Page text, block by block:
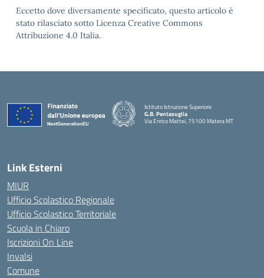
Eccetto dove diversamente specificato, questo articolo è
stato rilasciato sotto Licenza Creative Commons
Attribuzione 4.0 Italia.
Istituto Istruzione Superiore
G.B. Pentasuglia
Via Enrico Mattei, 75100 Matera MT
Link Esterni
MIUR
Ufficio Scolastico Regionale
Ufficio Scolastico Territoriale
Scuola in Chiaro
Iscrizioni On Line
Invalsi
Comune